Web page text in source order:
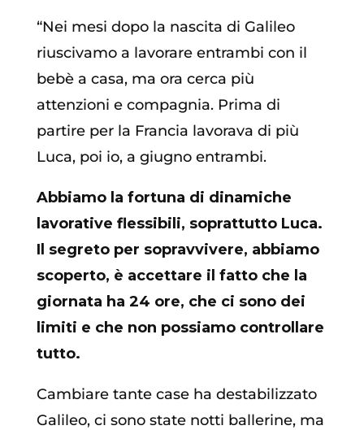
“Nei mesi dopo la nascita di Galileo
riuscivamo a lavorare entrambi con il
bebè a casa, ma ora cerca più
attenzioni e compagnia. Prima di
partire per la Francia lavorava di più
Luca, poi io, a giugno entrambi.
Abbiamo la fortuna di dinamiche
lavorative flessibili, soprattutto Luca.
Il segreto per sopravvivere, abbiamo
scoperto, è accettare il fatto che la
giornata ha 24 ore, che ci sono dei
limiti e che non possiamo controllare
tutto.
Cambiare tante case ha destabilizzato
Galileo, ci sono state notti ballerine, ma